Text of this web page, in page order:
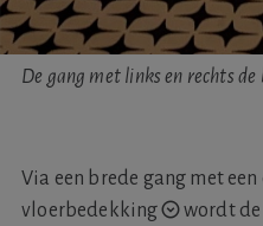
De gang met links en rechts
Via een brede gang met een
vloerbedekking
wordt